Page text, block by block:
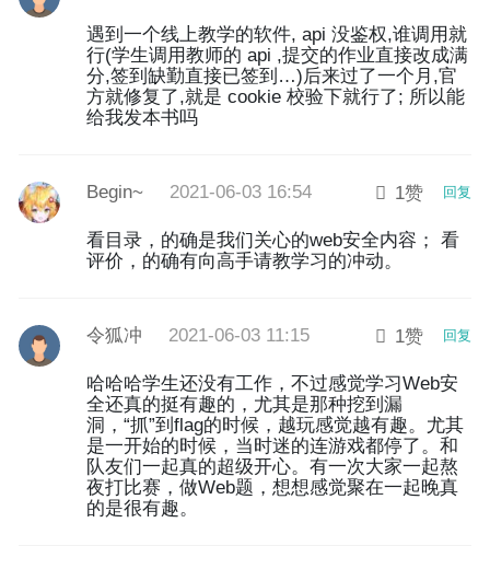
遇到一个线上教学的软件, api 没鉴权,谁调用就
行(学生调用教师的 api ,提交的作业直接改成满
分,签到缺勤直接已签到…)后来过了一个月,官
方就修复了,就是 cookie 校验下就行了; 所以能
给我发本书吗
Begin~ 2021-06-03 16:54 1赞 回复
看目录，的确是我们关心的web安全内容； 看
评价，的确有向高手请教学习的冲动。
令狐冲 2021-06-03 11:15 1赞 回复
哈哈哈学生还没有工作，不过感觉学习Web安
全还真的挺有趣的，尤其是那种挖到漏
洞，“抓”到flag的时候，越玩感觉越有趣。尤其
是一开始的时候，当时迷的连游戏都停了。和
队友们一起真的超级开心。有一次大家一起熬
夜打比赛，做Web题，想想感觉聚在一起晚真
的是很有趣。